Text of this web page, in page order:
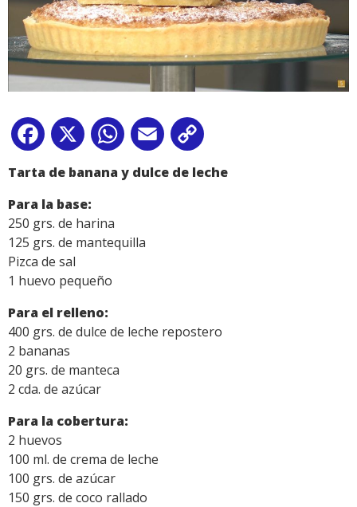
Facebook
X WhatsApp
Email
Link
Tarta de banana y dulce de leche
Para la base:
250 grs. de harina
125 grs. de mantequilla
Pizca de sal
1 huevo pequeño
Para el relleno:
400 grs. de dulce de leche repostero
2 bananas
20 grs. de manteca
2 cda. de azúcar
Para la cobertura:
2 huevos
100 ml. de crema de leche
100 grs. de azúcar
150 grs. de coco rallado